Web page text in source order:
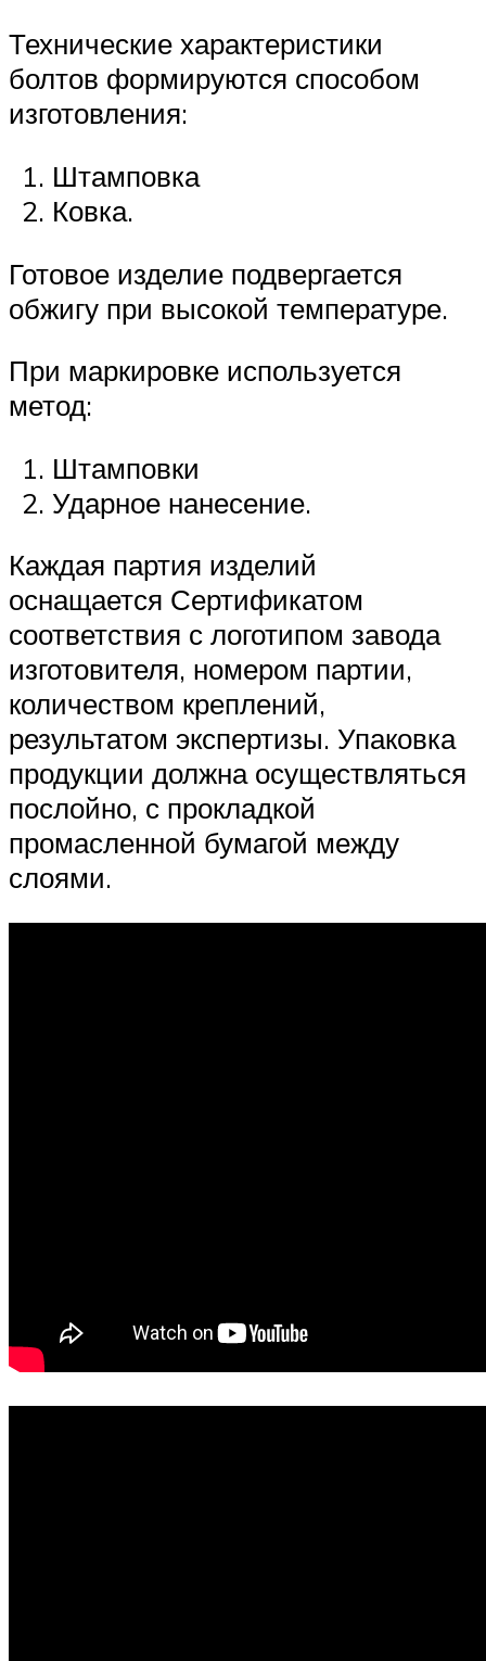
Технические характеристики
болтов формируются способом
изготовления:
Штамповка
Ковка.
Готовое изделие подвергается
обжигу при высокой температуре.
При маркировке используется
метод:
Штамповки
Ударное нанесение.
Каждая партия изделий
оснащается Сертификатом
соответствия с логотипом завода
изготовителя, номером партии,
количеством креплений,
результатом экспертизы. Упаковка
продукции должна осуществляться
послойно, с прокладкой
промасленной бумагой между
слоями.